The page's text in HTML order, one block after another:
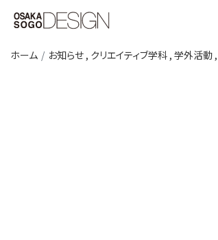
ホーム お知らせ , クリエイティブ学科 , 学外活動 ,